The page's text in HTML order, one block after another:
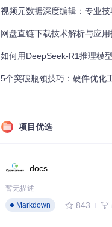
视频元数据深度编辑：专业技
网盘直链下载技术解析与应
项目优选
docs
暂无描述
Markdown
843